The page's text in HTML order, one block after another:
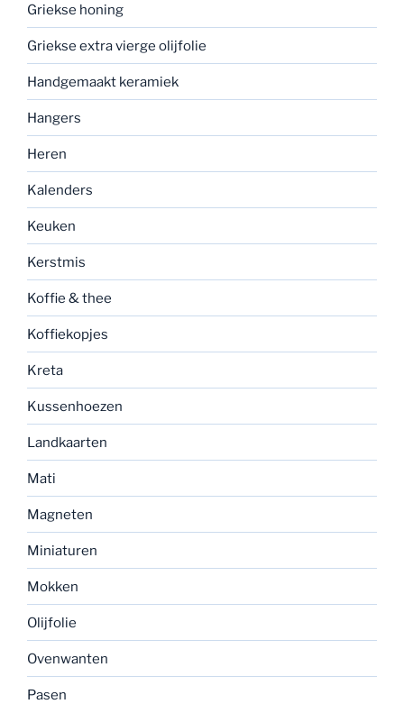
Griekse honing
Griekse extra vierge olijfolie
Handgemaakt keramiek
Hangers
Heren
Kalenders
Keuken
Kerstmis
Koffie & thee
Koffiekopjes
Kreta
Kussenhoezen
Landkaarten
Mati
Magneten
Miniaturen
Mokken
Olijfolie
Ovenwanten
Pasen